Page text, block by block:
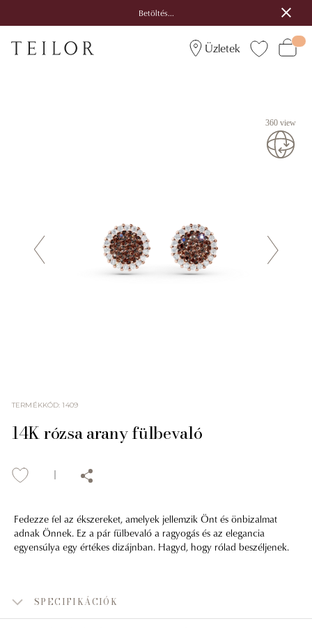
Betöltés...
Üzletek
360 view
TERMÉKKÓD:1409
14K rózsa arany fülbevaló
Fedezze fel az ékszereket, amelyek jellemzik Önt és önbizalmat
adnak Önnek. Ez a pár fülbevaló a ragyogás és az elegancia
egyensúlya egy értékes dizájnban. Hagyd, hogy rólad beszéljenek.
SPECIFIKÁCIÓK